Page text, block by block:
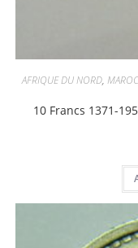
AFRIQUE DU NORD, MAROC
10 Francs 1371-